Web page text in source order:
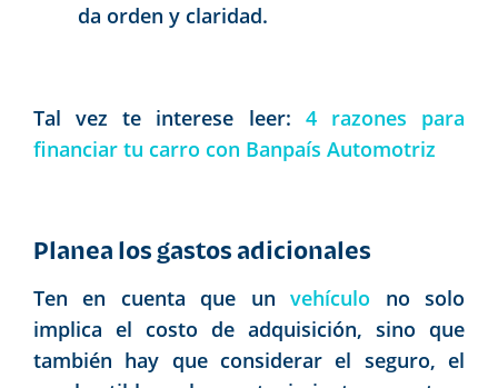
da orden y claridad.
Tal vez te interese leer: 4 razones para
financiar tu carro con Banpaís Automotriz
Planea los gastos adicionales
Ten en cuenta que unvehículo no solo
implica el costo de adquisición, sino que
también hay que considerar el seguro, el